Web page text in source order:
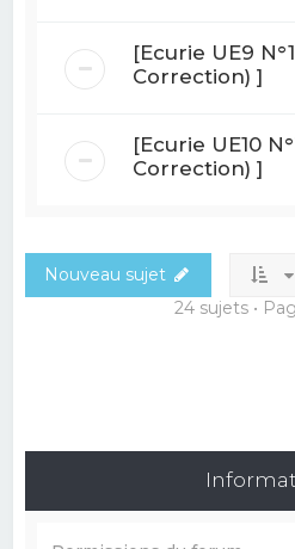
[Ecurie UE9
Correction) ]
[Ecurie UE10
Correction) ]
Nouveau sujet
24 sujets •